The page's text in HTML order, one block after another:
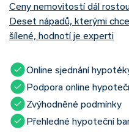
Ceny nemovitostí dál
Deset nápadů, kterými
šílené, hodnotí je experti
Online sjednání
Podpora online
Zvýhodněné podmínky
Přehledné hypoteční